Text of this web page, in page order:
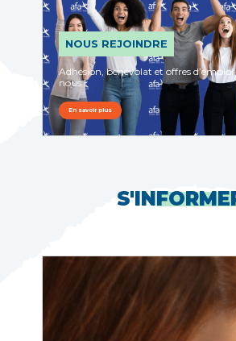
NOUS REJOINDRE
Adhésion, bénévolat et offres
nous !
En savoir plus
S'IN